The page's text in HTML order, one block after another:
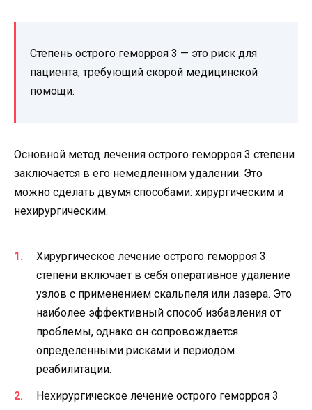
Степень острого геморроя 3 — это риск для
пациента, требующий скорой медицинской
помощи.
Основной метод лечения острого геморроя 3 степени
заключается в его немедленном удалении. Это
можно сделать двумя способами: хирургическим и
нехирургическим.
Хирургическое лечение острого геморроя 3
степени включает в себя оперативное удаление
узлов с применением скальпеля или лазера. Это
наиболее эффективный способ избавления от
проблемы, однако он сопровождается
определенными рисками и периодом
реабилитации.
Нехирургическое лечение острого геморроя 3